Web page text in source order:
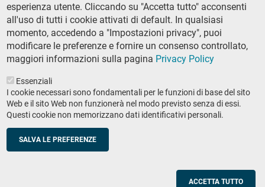
esperienza utente. Cliccando su "Accetta tutto" acconsenti
all'uso di tutti i cookie attivati di default. In qualsiasi
momento, accedendo a "Impostazioni privacy", puoi
modificare le preferenze e fornire un consenso controllato,
maggiori informazioni sulla pagina Privacy Policy
Essenziali
I cookie necessari sono fondamentali per le funzioni di base del sito
Web e il sito Web non funzionerà nel modo previsto senza di essi.
Questi cookie non memorizzano dati identificativi personali.
SALVA LE PREFERENZE
ACCETTA TUTTO
Ufficio comunicazione
Addetto stampa
URP - Ufficio relazioni con il pubblico
Footer
secondary
AMMINISTRAZIONE TRASPARENTE